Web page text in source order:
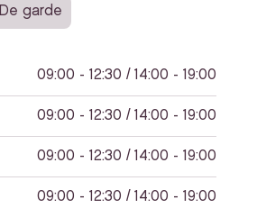
De garde
09:00 - 12:30 / 14:00 - 19:00
09:00 - 12:30 / 14:00 - 19:00
09:00 - 12:30 / 14:00 - 19:00
09:00 - 12:30 / 14:00 - 19:00